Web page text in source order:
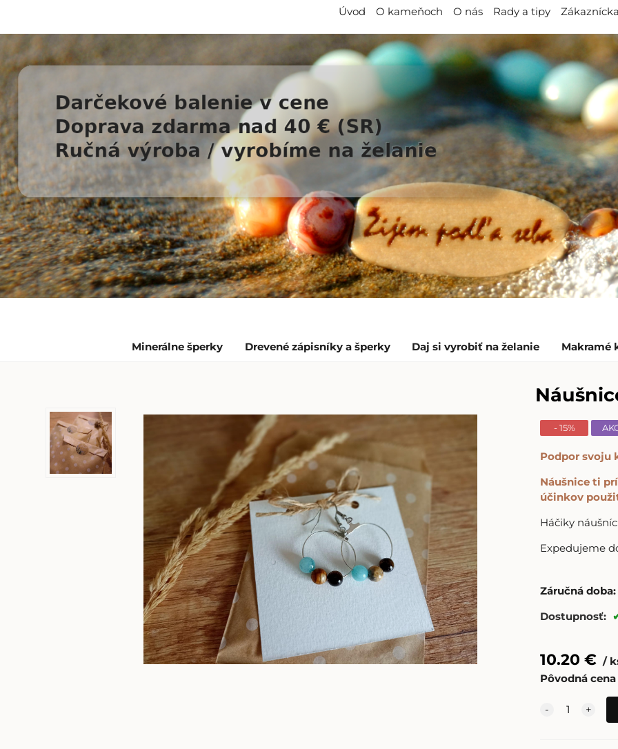
Úvod O kameňoch O nás Rady a tipy
Minerálne šperky Drevené zápisníky a šperky Daj si vyrobiť na želanie Makramé
- 15%
Podpor svoju
Náušnice ti
účinkov
Háčiky
Expedujeme
Záručná doba:
Dostupnosť:
10.20 €
Pôvodná cena